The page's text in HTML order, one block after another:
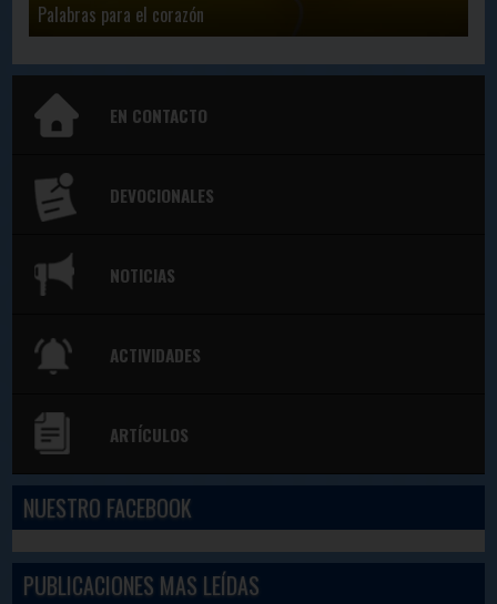
Palabras para el corazón
EN CONTACTO
DEVOCIONALES
NOTICIAS
ACTIVIDADES
ARTÍCULOS
NUESTRO FACEBOOK
PUBLICACIONES MAS LEÍDAS